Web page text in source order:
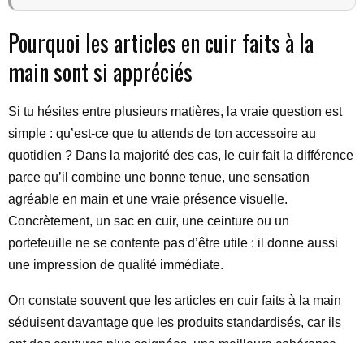
Pourquoi les articles en cuir faits à la
main sont si appréciés
Si tu hésites entre plusieurs matières, la vraie question est
simple : qu’est-ce que tu attends de ton accessoire au
quotidien ? Dans la majorité des cas, le cuir fait la différence
parce qu’il combine une bonne tenue, une sensation
agréable en main et une vraie présence visuelle.
Concrètement, un sac en cuir, une ceinture ou un
portefeuille ne se contente pas d’être utile : il donne aussi
une impression de qualité immédiate.
On constate souvent que les articles en cuir faits à la main
séduisent davantage que les produits standardisés, car ils